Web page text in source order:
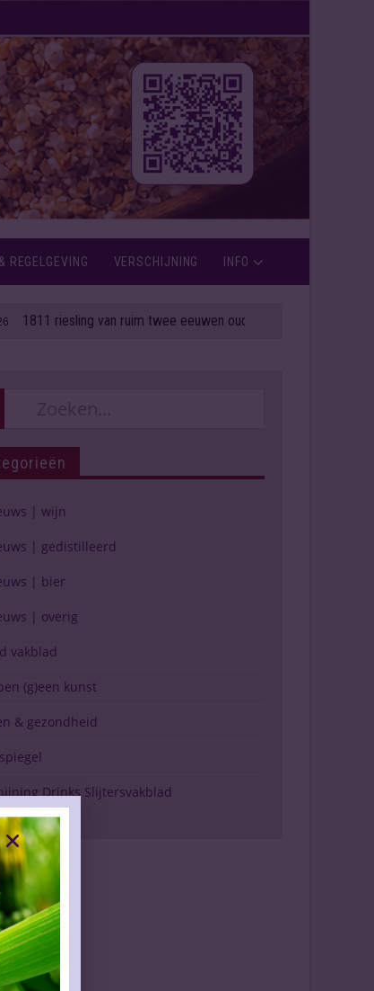
REGELGEVING VERSCHIJNING INFO
riesling van ruim twee eeuwen oud onder de hamer
| wijn
| gedistilleerd
| bier
| overig
vakblad
(g)een kunst
& gezondheid
Drinks Slijtersvakblad